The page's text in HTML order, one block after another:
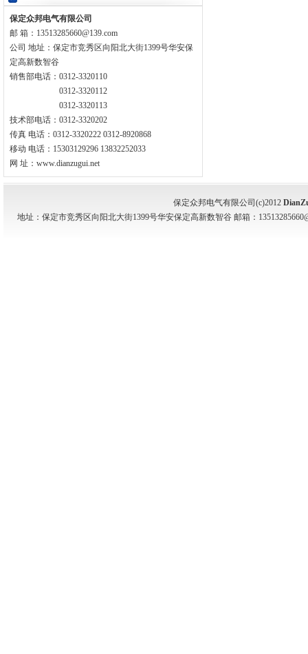
保定众邦电气有限公司
邮 箱：13513285660@139.com
公司 地址：保定市竞秀区向阳北大街1399号华安保
定高新数智谷
销售部电话：0312-3320110
0312-3320112
0312-3320113
技术部电话：0312-3320202
传真 电话：0312-3320222 0312-8920868
移动 电话：15303129296 13832252033
网 址：www.dianzugui.net
保定众邦电气有限公司(c)2012
地址：保定市竞秀区向阳北大街1399号华安保定高新数智谷 邮箱：